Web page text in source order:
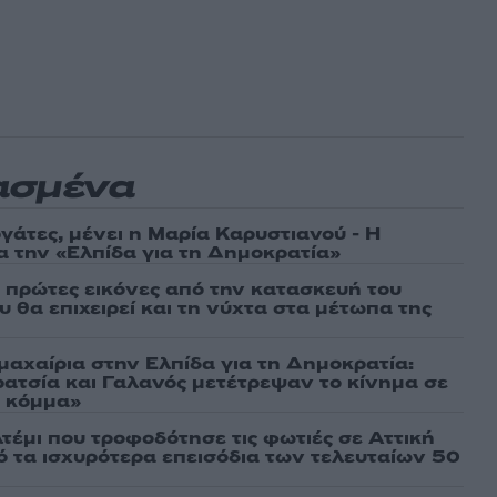
μένει η Μαρία Καρυστιανού - Η
την «Ελπίδα για τη Δημοκρατία»
εικόνες από την κατασκευή του
επιχειρεί και τη νύχτα στα μέτωπα της
στην Ελπίδα για τη Δημοκρατία:
και Γαλανός μετέτρεψαν το κίνημα σε
κόμμα»
που τροφοδότησε τις φωτιές σε Αττική
τα ισχυρότερα επεισόδια των τελευταίων 50